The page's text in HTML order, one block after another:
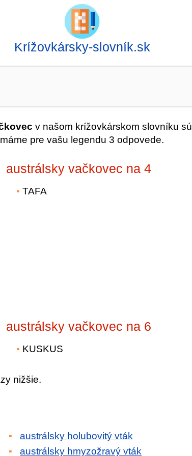
Krížovkársky-slovník.sk
v našom krížovkárskom slovníku sú
pre vašu legendu 3 odpovede.
austrálsky vačkovec na 4
TAFA
austrálsky vačkovec na 6
KUSKUS
nižšie.
austrálsky holubovitý vták
austrálsky hmyzožravý vták